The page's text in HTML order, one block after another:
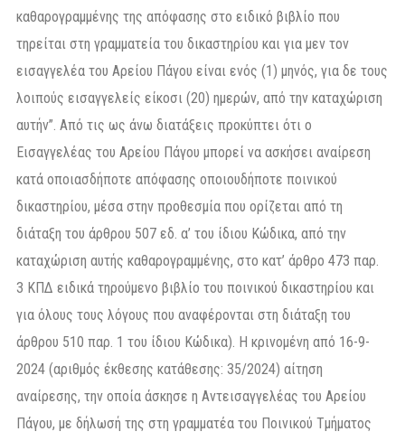
καθαρογραμμένης της απόφασης στο ειδικό βιβλίο που
τηρείται στη γραμματεία του δικαστηρίου και για μεν τον
εισαγγελέα του Αρείου Πάγου είναι ενός (1) μηνός, για δε τους
λοιπούς εισαγγελείς είκοσι (20) ημερών, από την καταχώριση
αυτήν”. Από τις ως άνω διατάξεις προκύπτει ότι ο
Εισαγγελέας του Αρείου Πάγου μπορεί να ασκήσει αναίρεση
κατά οποιασδήποτε απόφασης οποιουδήποτε ποινικού
δικαστηρίου, μέσα στην προθεσμία που ορίζεται από τη
διάταξη του άρθρου 507 εδ. α’ του ίδιου Κώδικα, από την
καταχώριση αυτής καθαρογραμμένης, στο κατ’ άρθρο 473 παρ.
3 ΚΠΔ ειδικά τηρούμενο βιβλίο του ποινικού δικαστηρίου και
για όλους τους λόγους που αναφέρονται στη διάταξη του
άρθρου 510 παρ. 1 του ίδιου Κώδικα). Η κρινομένη από 16-9-
2024 (αριθμός έκθεσης κατάθεσης: 35/2024) αίτηση
αναίρεσης, την οποία άσκησε η Αντεισαγγελέας του Αρείου
Πάγου, με δήλωσή της στη γραμματέα του Ποινικού Τμήματος